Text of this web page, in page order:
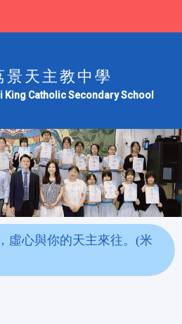
景天主教中學
King Catholic Secondary School
虛心與你的天主來往。(米